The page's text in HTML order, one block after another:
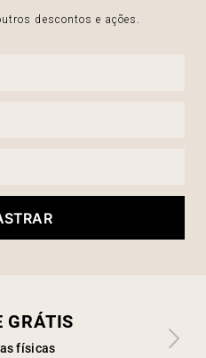
descontos e ações.
GRÁTIS
físicas